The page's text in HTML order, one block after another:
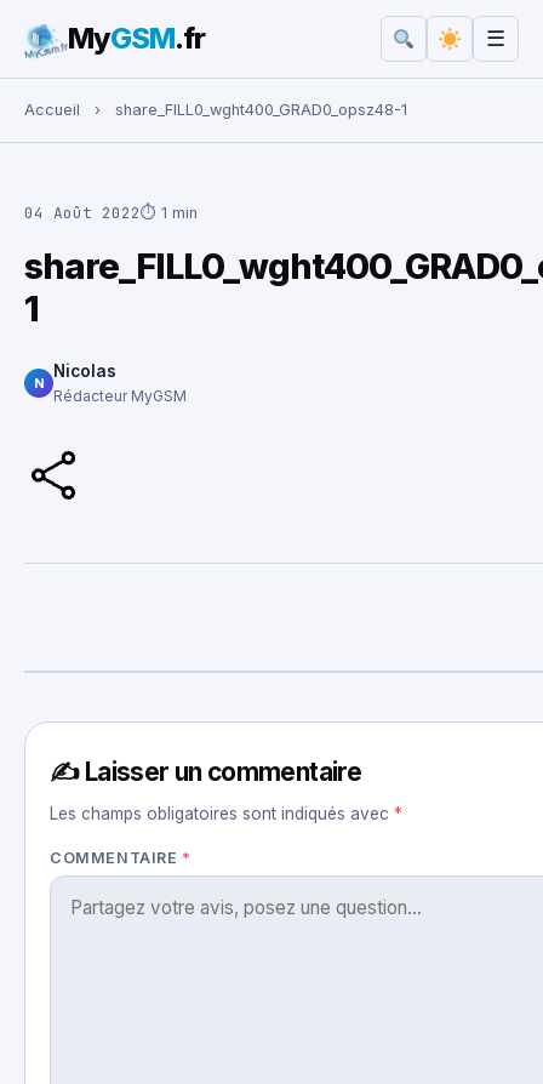
Rechercher :
MyGSM.fr ☰
Accueil › share_FILL0_wght400_GRAD0_opsz48-1
04 Août 2022⏱ 1 min
1
N
Nicolas
Rédacteur MyGSM
✍️ Laisser un commentaire
Les champs obligatoires sont indiqués avec *
COMMENTAIRE *